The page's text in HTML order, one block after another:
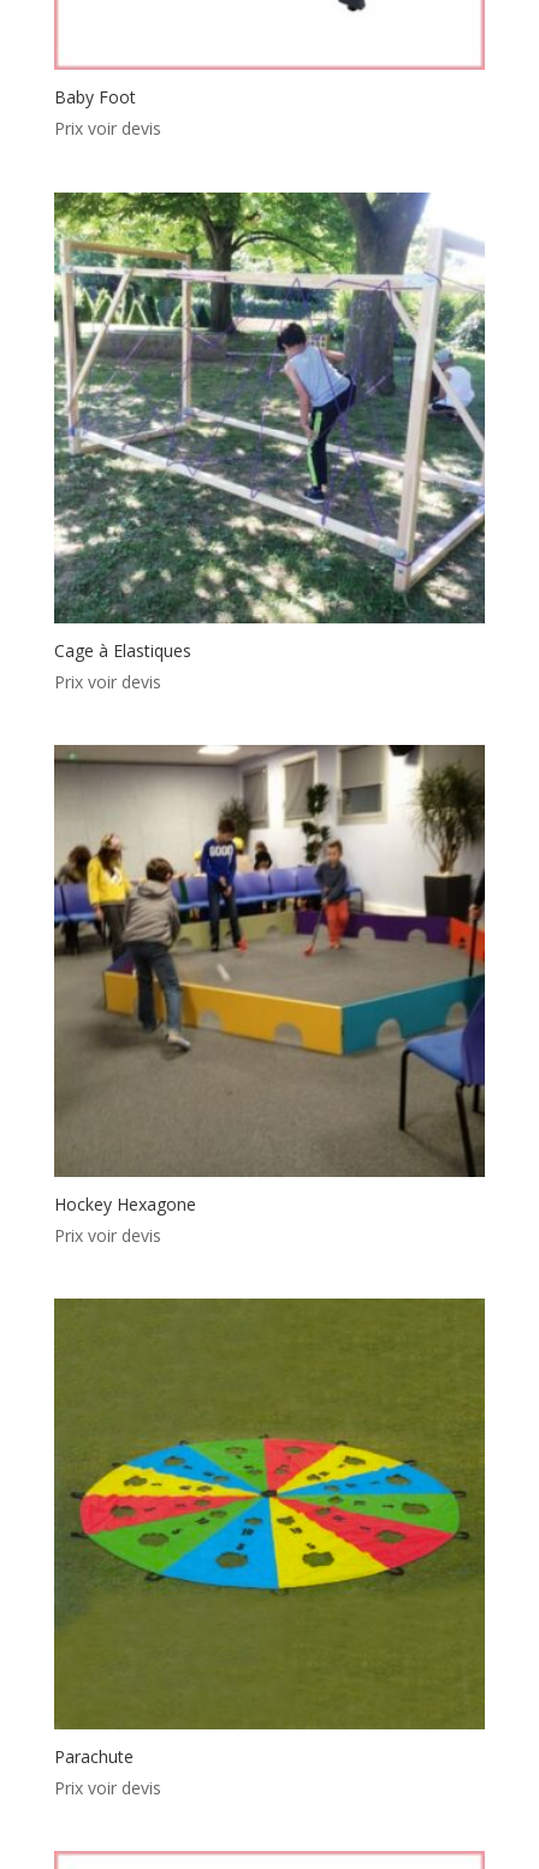
Baby Foot
Prix voir devis
Cage à Elastiques
Prix voir devis
Hockey Hexagone
Prix voir devis
Parachute
Prix voir devis